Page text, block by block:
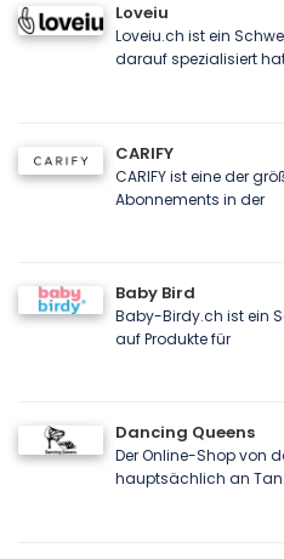
Loveiu
Loveiu.ch ist ein
darauf spezialisiert
CARIFY
CARIFY ist eine der
Abonnements in der
Baby Bird
Baby-Birdy.ch ist ein
auf Produkte für
Dancing Queens
Der Online-Shop von
hauptsächlich an